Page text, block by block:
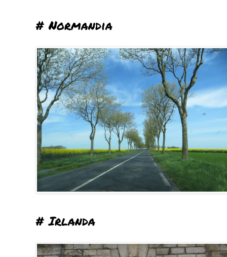
# Normandia
# Irlanda